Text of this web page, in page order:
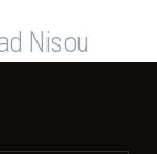
Nisou